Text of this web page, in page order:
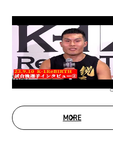
MOREMOVIE LIST